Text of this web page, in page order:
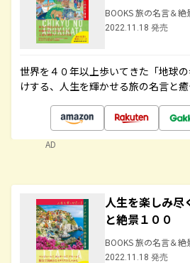
BOOKS 旅の名言＆絶
2022.11.18 発売
世界を４０年以上歩いてきた「地球
けする、人生を輝かせる旅の名言と
AD
人生を楽しみ尽
と絶景１００
BOOKS 旅の名言＆絶
2022.11.18 発売